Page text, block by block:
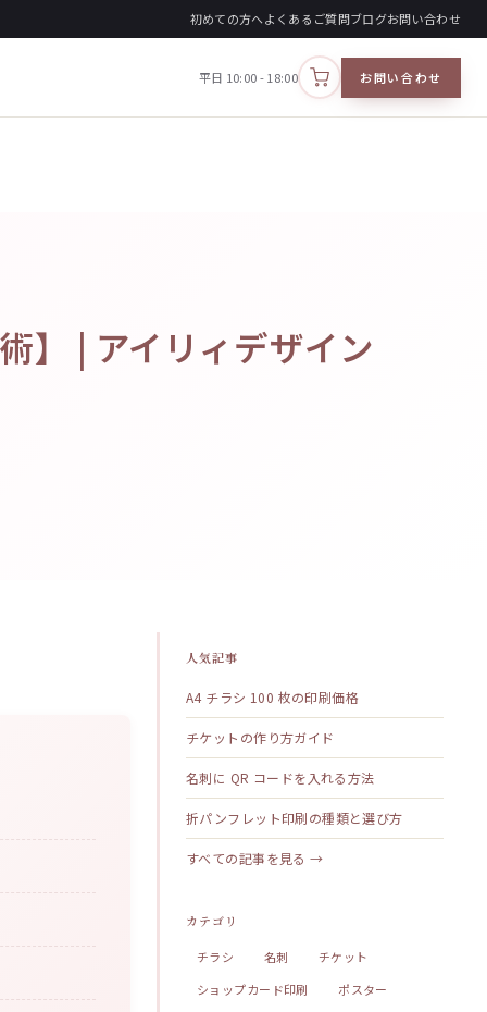
初めての方へよくあるご質問ブログお問い合わせ
平日 10:00 - 18:00
カートを見る
お問い合わせ
】 | アイリィデザイン
人気記事
A4 チラシ 100 枚の印刷価格
チケットの作り方ガイド
名刺に QR コードを入れる方法
折パンフレット印刷の種類と選び方
すべての記事を見る →
カテゴリ
チラシ 名刺
チケット
ショップカード印刷
ポスター